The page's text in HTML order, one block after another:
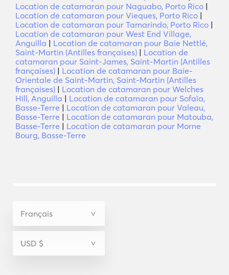
Location de catamaran pour Naguabo, Porto Rico |
Location de catamaran pour Vieques, Porto Rico |
Location de catamaran pour Tamarindo, Porto Rico |
Location de catamaran pour West End Village,
Anguilla | Location de catamaran pour Baie Nettlé,
Saint-Martin (Antilles françaises) | Location de
catamaran pour Saint-James, Saint-Martin (Antilles
françaises) | Location de catamaran pour Baie-
Orientale de Saint-Martin, Saint-Martin (Antilles
françaises) | Location de catamaran pour Welches
Hill, Anguilla | Location de catamaran pour Sofaïa,
Basse-Terre | Location de catamaran pour Valeau,
Basse-Terre | Location de catamaran pour Matouba,
Basse-Terre | Location de catamaran pour Morne
Bourg, Basse-Terre